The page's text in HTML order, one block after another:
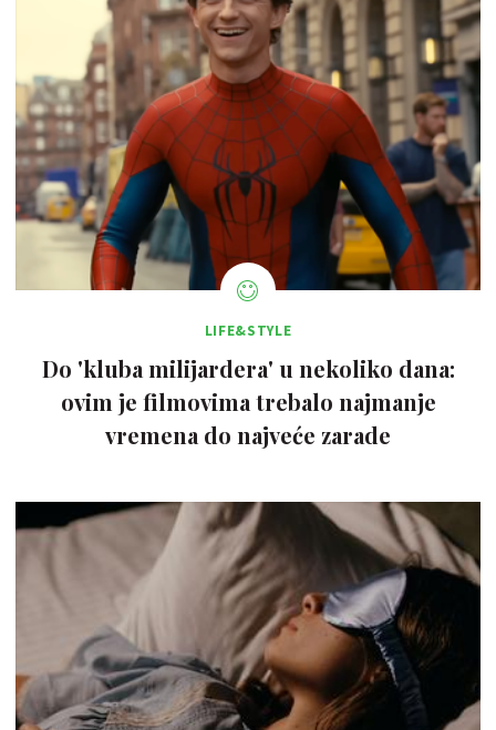
LIFE&STYLE
Do 'kluba milijardera' u nekoliko dana:
ovim je filmovima trebalo najmanje
vremena do najveće zarade